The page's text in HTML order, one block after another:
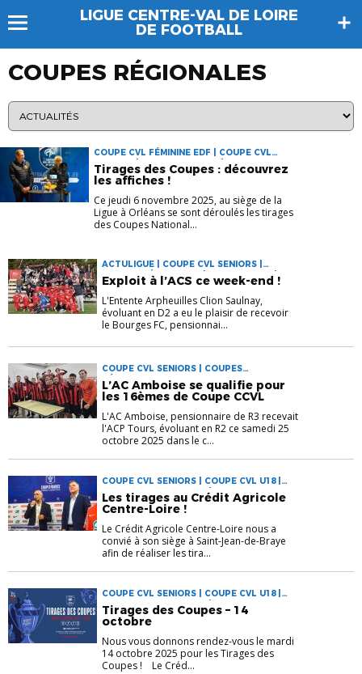
LIGUE CENTRE-VAL DE LOIRE
DE FOOTBALL
COUPES RÉGIONALES
COUPE CVL FÉMININE EDF | COUPE CVL
SENIORS | COUPE CVL U15F | COUPE CVL U18
| COUPE CVL U18F ORANGE | COUPE
GAMBARDELLA C.A | COUPE NATIONALE
FUTSAL | COUPE NIKE FÉMININE U18 |
COUPES NATIONALES | COUPES RÉGIONALES
Tirages des Coupes : découvrez
les affiches !
Ce jeudi 6 novembre 2025, au siège de la
Ligue à Orléans se sont déroulés les tirages
des Coupes National...
ACTULIGUE | COUPE CVL SENIORS |
COUPES RÉGIONALES | ENGAGEMENT | VIE
DES CLUBS
Exploit à l’ACS ce week-end !
L'Entente Arpheuilles Clion Saulnay,
évoluant en D2 a eu le plaisir de recevoir
le Bourges FC, pensionnai...
COUPE CVL SENIORS | COUPES
RÉGIONALES
L’AC Amboise se qualifie pour
les 16èmes de Coupe CCVL
L'AC Amboise, pensionnaire de R3 recevait
l'ACP Tours, évoluant en R2 ce samedi 25
octobre 2025 dans le c...
COUPE CVL SENIORS | COUPE CVL U18 |
COUPE DE FRANCE C.A | COUPE
GAMBARDELLA C.A | COUPE NIKE FÉMININE
U18 | COUPES NATIONALES | COUPES
RÉGIONALES
Les tirages au Crédit Agricole
Centre-Loire !
Le Crédit Agricole Centre-Loire nous a
convié à son siège à Saint-Jean-de-Braye
afin de réaliser les tira...
COUPE CVL SENIORS | COUPE CVL U18 |
COUPE DE FRANCE C.A | COUPE
GAMBARDELLA C.A | COUPE NIKE FÉMININE
U18 | COUPES NATIONALES | COUPES
RÉGIONALES
Tirages des Coupes – 14
octobre
Nous vous donnons rendez-vous le mardi
14 octobre 2025 pour les Tirages des
Coupes ! Le Créd...